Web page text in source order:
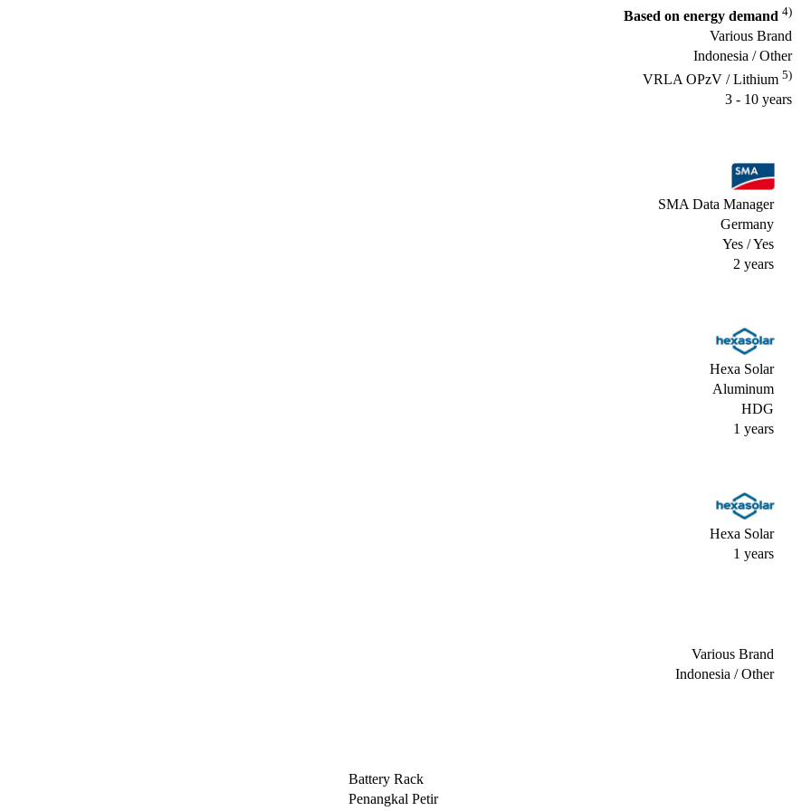
Based on energy demand 4)
Various Brand
Indonesia / Other
VRLA OPzV / Lithium 5)
3 - 10 years
SMA Data Manager
Germany
Yes / Yes
2 years
Hexa Solar
Aluminum
HDG
1 years
Hexa Solar
1 years
Various Brand
Indonesia / Other
Battery Rack
Penangkal Petir